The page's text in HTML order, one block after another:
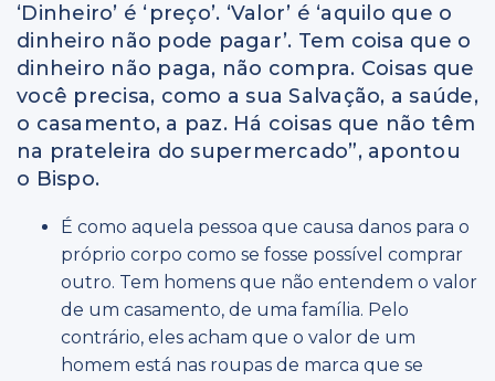
‘Dinheiro’ é ‘preço’. ‘Valor’ é ‘aquilo que o
dinheiro não pode pagar’. Tem coisa que o
dinheiro não paga, não compra. Coisas que
você precisa, como a sua Salvação, a saúde,
o casamento, a paz. Há coisas que não têm
na prateleira do supermercado”, apontou
o Bispo.
É como aquela pessoa que causa danos para o
próprio corpo como se fosse possível comprar
outro. Tem homens que não entendem o valor
de um casamento, de uma família. Pelo
contrário, eles acham que o valor de um
homem está nas roupas de marca que se